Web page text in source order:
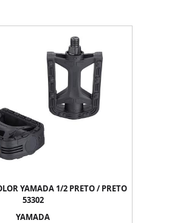
YAMADA 1/2 PRETO / PRETO
53302
YAMADA